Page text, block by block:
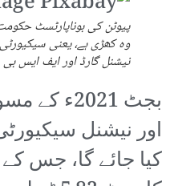
پیوٹن کی بوناپارٹسٹ
وہ کھڑی ہے، یعنی
نیشنل گارڈ اور ایف ایس
بجٹ
اور نیشنل
کیا جائے گا، جس